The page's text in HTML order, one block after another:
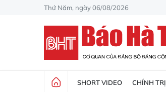
Thứ Năm, ngày 06/08/2026
SHORT VIDEO CHÍNH TRỊ